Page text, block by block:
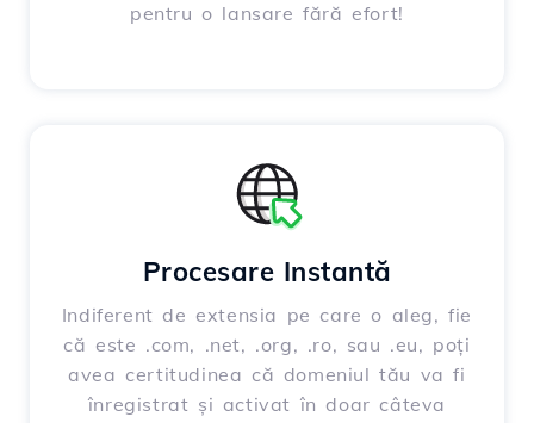
pentru o lansare fără efort!
Procesare Instantă
Indiferent de extensia pe care o aleg, fie
că este .com, .net, .org, .ro, sau .eu, poți
avea certitudinea că domeniul tău va fi
înregistrat și activat în doar câteva